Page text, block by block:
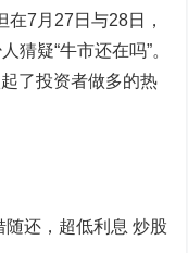
7月27日与28日，
猜疑“牛市还在吗”。
了投资者做多的热
还，超低利息 炒股